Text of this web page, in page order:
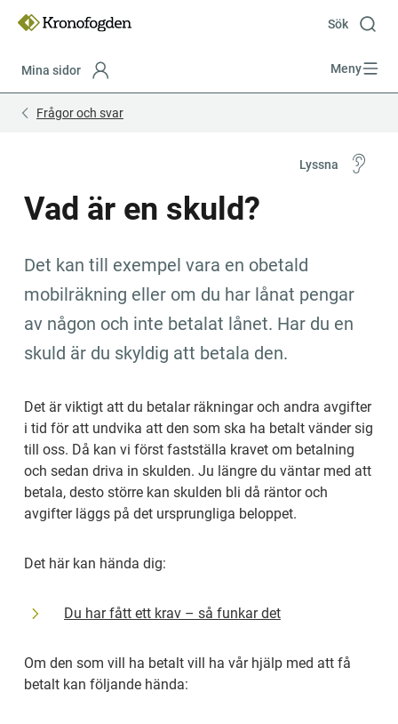
innehåll
Sök
Mina sidor Meny
Frågor och svar
Lyssna
Vad är en skuld?
Det kan till exempel vara en obetald
mobilräkning eller om du har lånat pengar
av någon och inte betalat lånet. Har du en
skuld är du skyldig att betala den.
Det är viktigt att du betalar räkningar och andra avgifter
i tid för att undvika att den som ska ha betalt vänder sig
till oss. Då kan vi först fastställa kravet om betalning
och sedan driva in skulden. Ju längre du väntar med att
betala, desto större kan skulden bli då räntor och
avgifter läggs på det ursprungliga beloppet.
Det här kan hända dig:
Du har fått ett krav – så funkar det
Om den som vill ha betalt vill ha vår hjälp med att få
betalt kan följande hända:
start
end